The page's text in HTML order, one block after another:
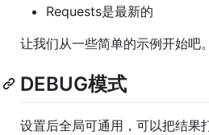
Requests是最新的
让我们从一些简单的示例开始吧。
DEBUG模式
设置后全局可通用，可以把结果